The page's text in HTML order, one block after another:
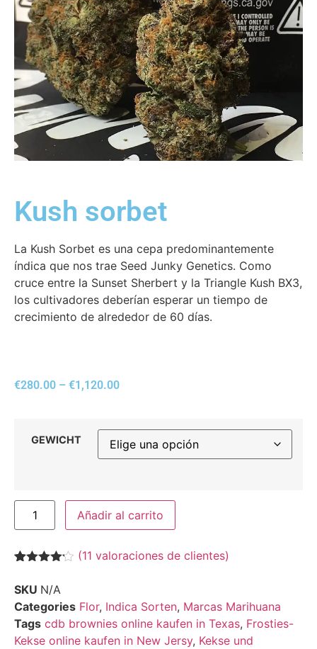
Kush sorbet
La Kush Sorbet es una cepa predominantemente
índica que nos trae Seed Junky Genetics. Como
cruce entre la Sunset Sherbert y la Triangle Kush BX3,
los cultivadores deberían esperar un tiempo de
crecimiento de alrededor de 60 días.
€280.00 – €1,120.00
GEWICHT
Añadir al carrito
con4.09
de 5 en
base a
valoraciones
de
clientes
(11 valoraciones de clientes)
SKU N/A
Categories Flor, Indica Sorten, Marcas Marihuana
Tags cdb brownies online kaufen in Texas, Frosties-
Kekse online kaufen in New Jersy, Kekse und